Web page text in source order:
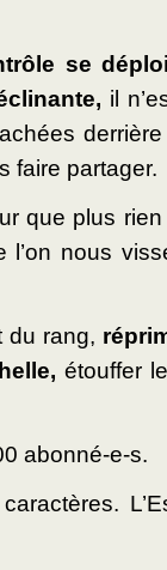
se
il
faire partager.
que plus rien
nous
du rang,
étouffer
abonné-e-s.